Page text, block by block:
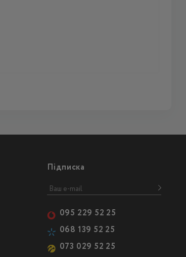
Підписка
095 229 52 25
068 139 52 25
073 029 52 25